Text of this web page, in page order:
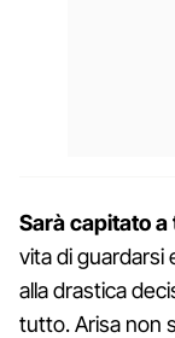
Sarà capitato
vita di guardarsi
alla drastica
tutto. Arisa non